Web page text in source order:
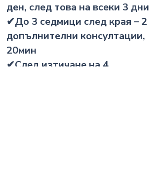
ден, след това на всеки 3 дни
✔До 3 седмици след края – 2
допълнителни консултации,
20мин
✔След изтичане на 4